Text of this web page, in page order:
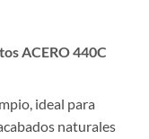
ACERO 440C
ideal para
naturales